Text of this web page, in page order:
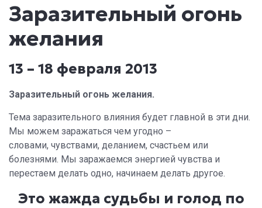
Заразительный огонь
желания
13 – 18 февраля 2013
Заразительный огонь желания.
Тема заразительного влияния будет главной в эти дни.
Мы можем заражаться чем угодно –
словами, чувствами, деланием, счастьем или
болезнями. Мы заражаемся энергией чувства и
перестаем делать одно, начинаем делать другое.
Это жажда судьбы и голод по